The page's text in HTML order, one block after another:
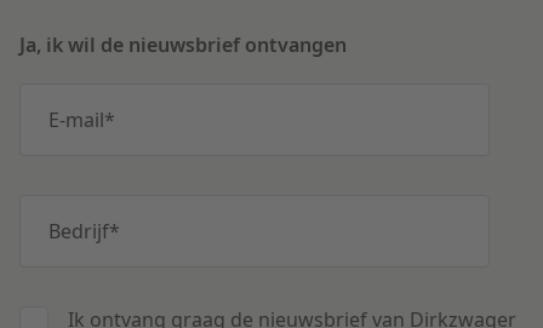
Ja, ik wil de nieuwsbrief ontvangen
E-mail*
Bedrijf*
Ik ontvang graag de nieuwsbrief van Dirkzwager